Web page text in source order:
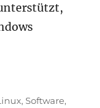
,Software,